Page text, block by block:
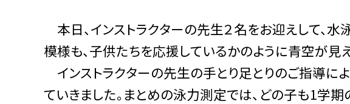
本日、インストラクターの先生２名をお迎えして、
模様も、子供たちを応援しているかのように青空が見
インストラクターの先生の手とり足とりのご指導に
ていきました。まとめの泳力測定では、どの子も1学